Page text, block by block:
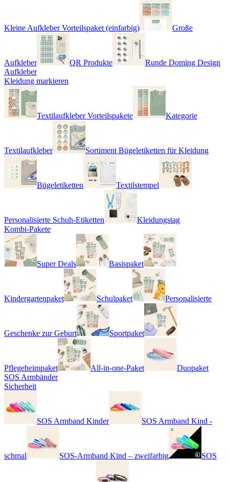
Kleine Aufkleber Vorteilspaket (einfarbig) Große
Aufkleber QR Produkte
Runde Doming Design
Aufkleber
Kleidung markieren
Textilaufkleber Vorteilspakete Kategorie
Textilaufkleber Sortiment Bügeletiketten für Kleidung
Bügeletiketten Textilstempel
Personalisierte Schuh-Etiketten
Kleidungstag
Kombi-Pakete
Super Deals Basispaket
Kindergartenpaket Schulpaket Personalisierte
Geschenke zur Geburt Sportpaket
Pflegeheimpaket All-in-one-Paket
Duopaket
SOS Armbänder
Sicherheit
SOS Armband Kinder SOS Armband Kind -
schmal SOS-Armband Kind – zweifarbig SOS